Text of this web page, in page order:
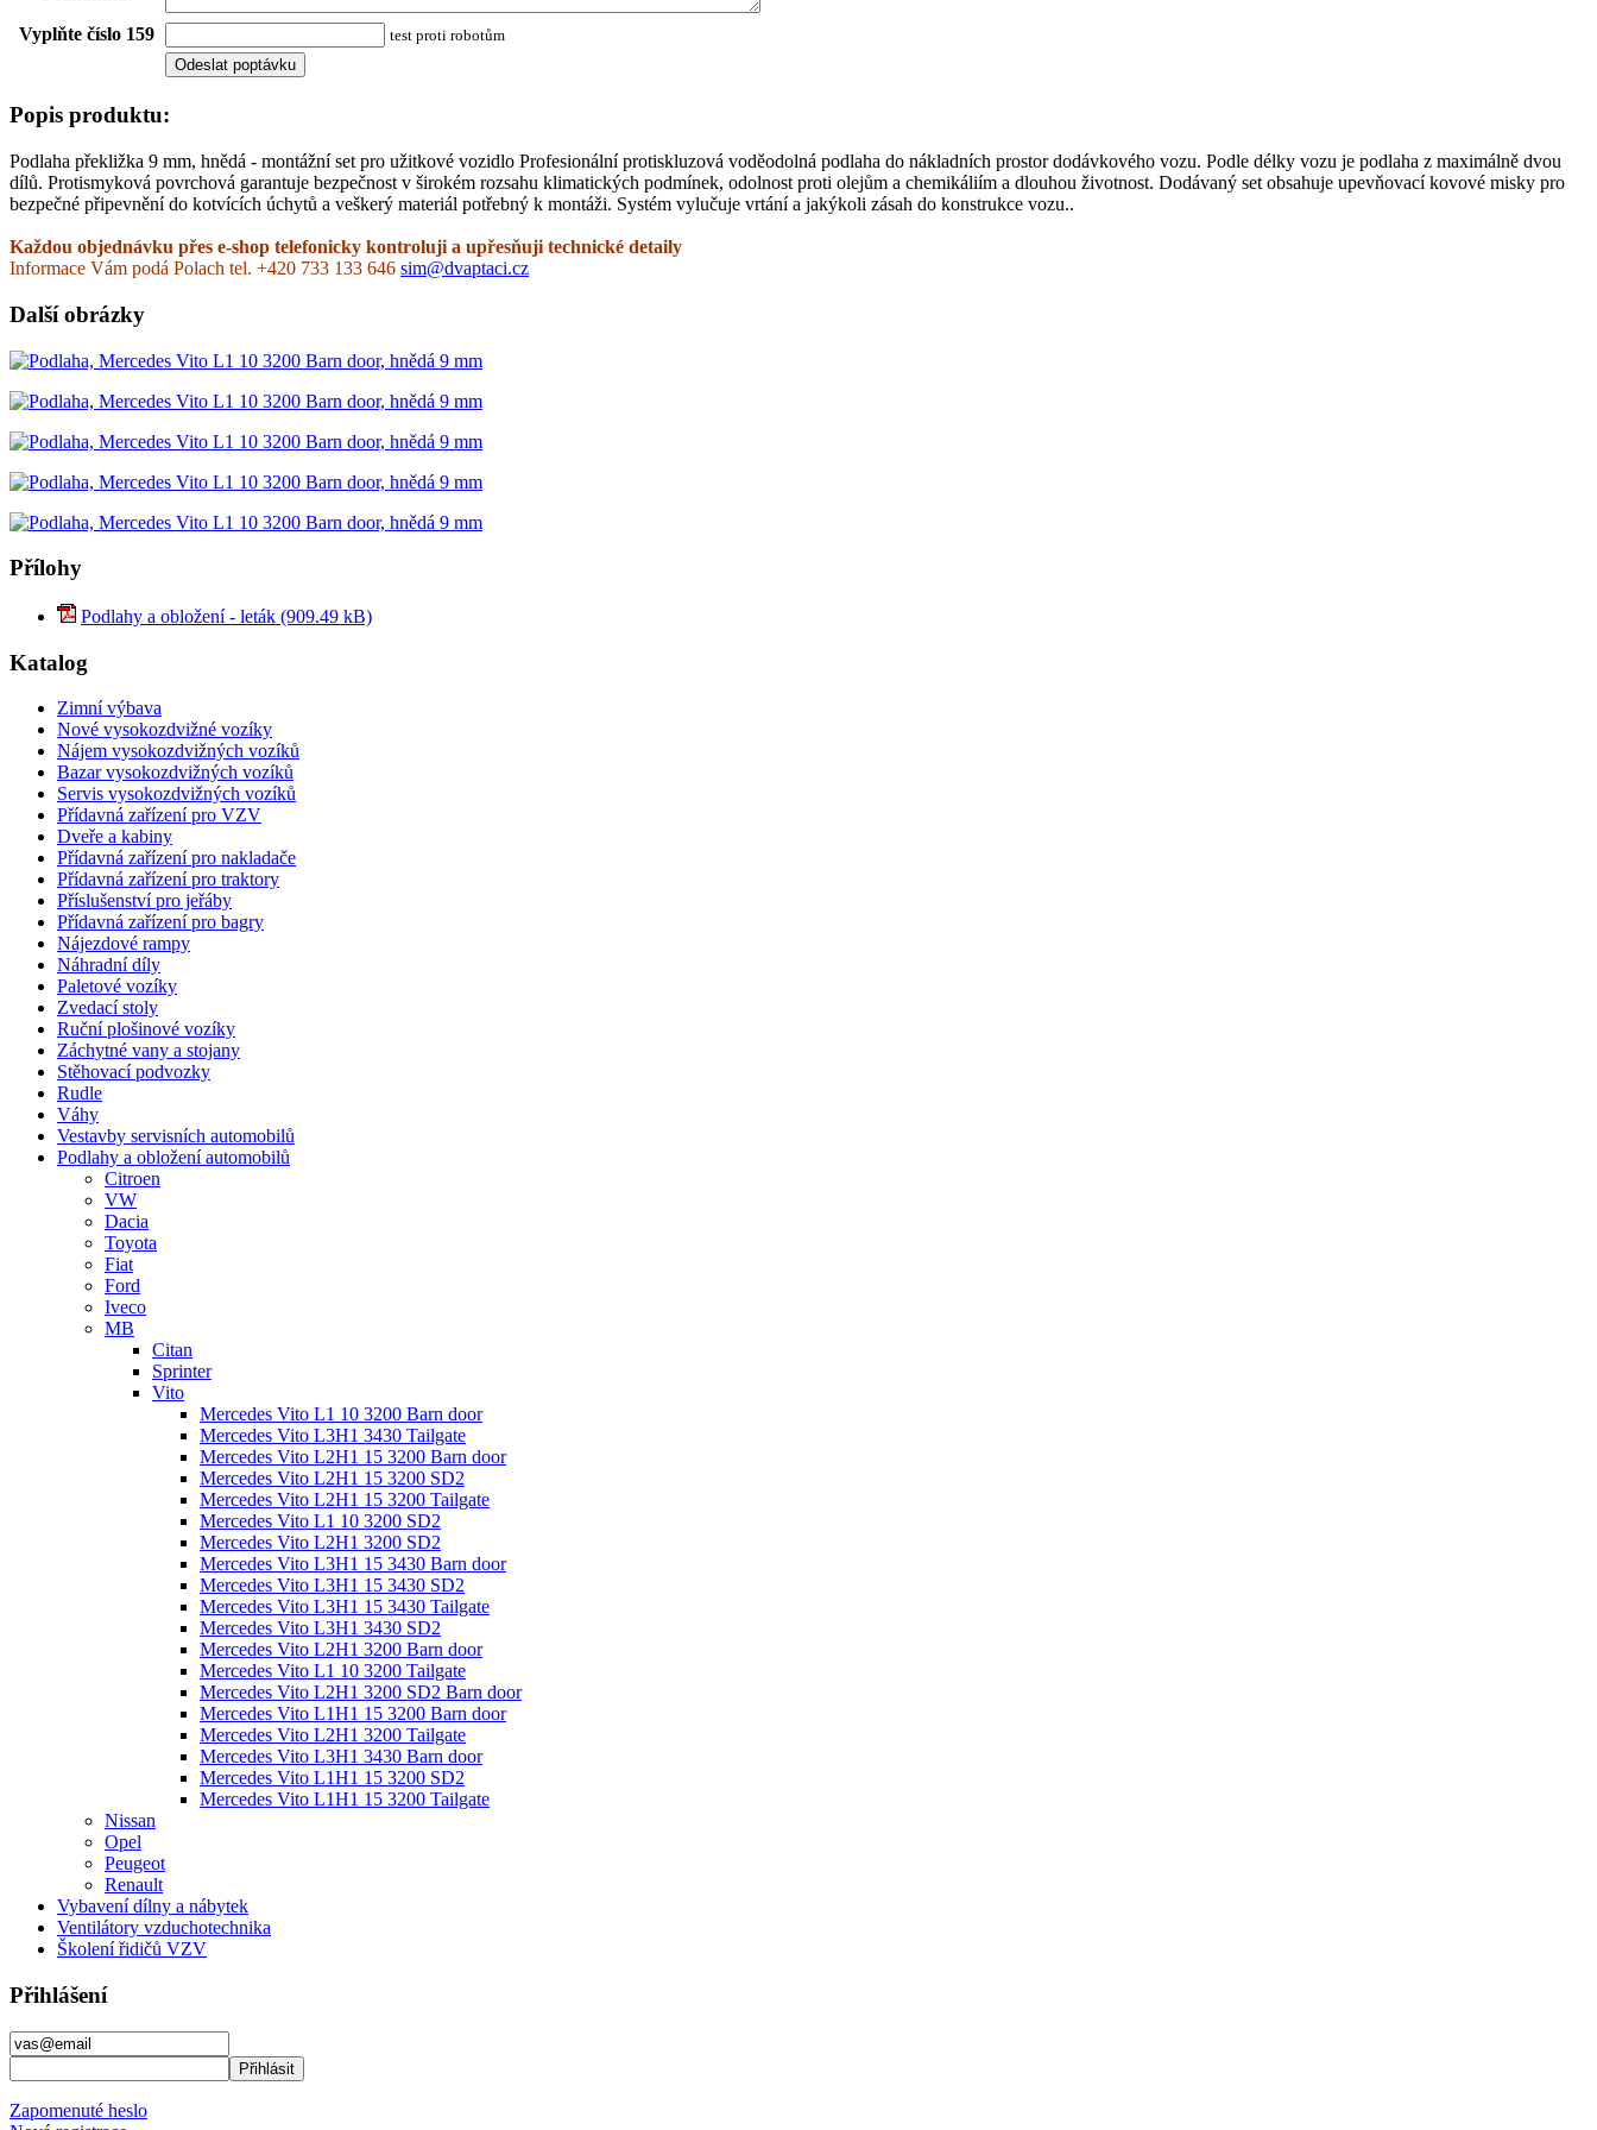
Vyplňte číslo 159
test proti robotům
Popis produktu:
Podlaha překližka 9 mm, hnědá - montážní set pro užitkové vozidlo Profesionální protiskluzová voděodolná podlaha do nákladních prostor dodávkového vozu. Podle délky vozu je podlaha z maximálně dvou
dílů. Protismyková povrchová garantuje bezpečnost v širokém rozsahu klimatických podmínek, odolnost proti olejům a chemikáliím a dlouhou životnost. Dodávaný set obsahuje upevňovací kovové misky pro
bezpečné připevnění do kotvících úchytů a veškerý materiál potřebný k montáži. Systém vylučuje vrtání a jakýkoli zásah do konstrukce vozu..
Každou objednávku přes e-shop telefonicky kontroluji a upřesňuji technické detaily
Informace Vám podá Polach tel. +420 733 133 646 sim@dvaptaci.cz
Další obrázky
Přílohy
Podlahy a obložení - leták (909.49 kB)
Katalog
Zimní výbava
Nové vysokozdvižné vozíky
Nájem vysokozdvižných vozíků
Bazar vysokozdvižných vozíků
Servis vysokozdvižných vozíků
Přídavná zařízení pro VZV
Dveře a kabiny
Přídavná zařízení pro nakladače
Přídavná zařízení pro traktory
Příslušenství pro jeřáby
Přídavná zařízení pro bagry
Nájezdové rampy
Náhradní díly
Paletové vozíky
Zvedací stoly
Ruční plošinové vozíky
Záchytné vany a stojany
Stěhovací podvozky
Rudle
Váhy
Vestavby servisních automobilů
Podlahy a obložení automobilů
Citroen
VW
Dacia
Toyota
Fiat
Ford
Iveco
MB
Citan
Sprinter
Vito
Mercedes Vito L1 10 3200 Barn door
Mercedes Vito L3H1 3430 Tailgate
Mercedes Vito L2H1 15 3200 Barn door
Mercedes Vito L2H1 15 3200 SD2
Mercedes Vito L2H1 15 3200 Tailgate
Mercedes Vito L1 10 3200 SD2
Mercedes Vito L2H1 3200 SD2
Mercedes Vito L3H1 15 3430 Barn door
Mercedes Vito L3H1 15 3430 SD2
Mercedes Vito L3H1 15 3430 Tailgate
Mercedes Vito L3H1 3430 SD2
Mercedes Vito L2H1 3200 Barn door
Mercedes Vito L1 10 3200 Tailgate
Mercedes Vito L2H1 3200 SD2 Barn door
Mercedes Vito L1H1 15 3200 Barn door
Mercedes Vito L2H1 3200 Tailgate
Mercedes Vito L3H1 3430 Barn door
Mercedes Vito L1H1 15 3200 SD2
Mercedes Vito L1H1 15 3200 Tailgate
Nissan
Opel
Peugeot
Renault
Vybavení dílny a nábytek
Ventilátory vzduchotechnika
Školení řidičů VZV
Přihlášení
Zapomenuté heslo